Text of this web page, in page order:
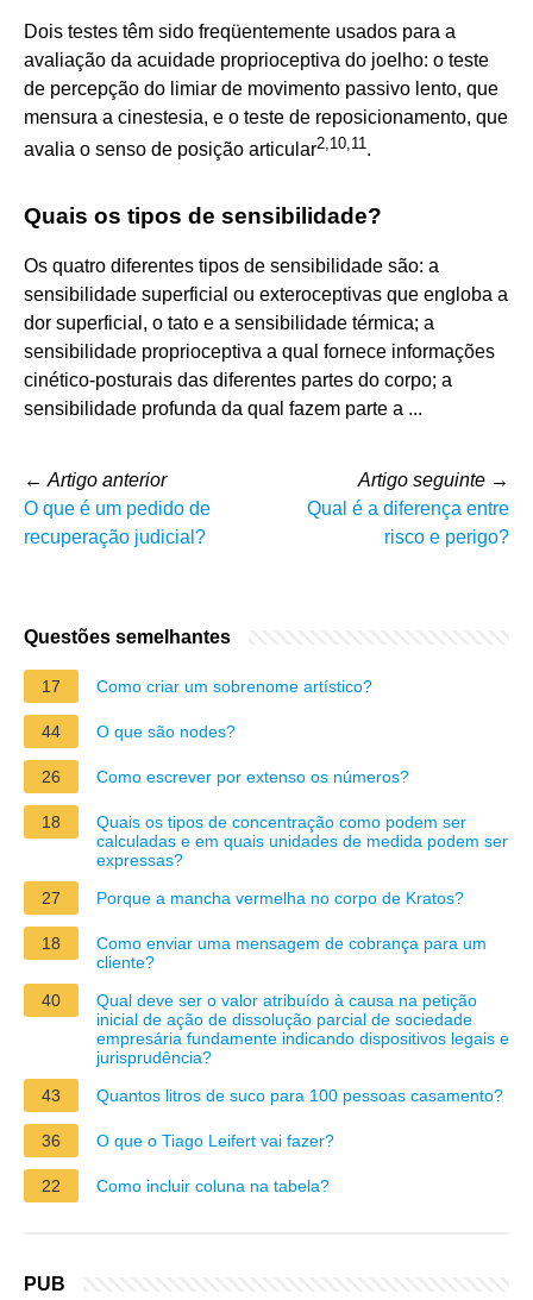
Dois testes têm sido freqüentemente usados para a
avaliação da acuidade proprioceptiva do joelho: o teste
de percepção do limiar de movimento passivo lento, que
mensura a cinestesia, e o teste de reposicionamento, que
avalia o senso de posição articular2 10 11 .
Quais os tipos de sensibilidade?
Os quatro diferentes tipos de sensibilidade são: a
sensibilidade superficial ou exteroceptivas que engloba a
dor superficial, o tato e a sensibilidade térmica; a
sensibilidade proprioceptiva a qual fornece informações
cinético-posturais das diferentes partes do corpo; a
sensibilidade profunda da qual fazem parte a ...
← Artigo anterior
O que é um pedido de
recuperação judicial?
Artigo seguinte →
Qual é a diferença entre
risco e perigo?
Questões semelhantes
17 Como criar um sobrenome artístico?
44 O que são nodes?
26 Como escrever por extenso os números?
18
Quais os tipos de concentração como podem ser
calculadas e em quais unidades de medida podem ser
expressas?
27
Porque a mancha vermelha no corpo de Kratos?
18
Como enviar uma mensagem de cobrança para um
cliente?
40
Qual deve ser o valor atribuído à causa na petição
inicial de ação de dissolução parcial de sociedade
empresária fundamente indicando dispositivos legais e
jurisprudência?
43
Quantos litros de suco para 100 pessoas casamento?
36 O que o Tiago Leifert vai fazer?
22 Como incluir coluna na tabela?
PUB